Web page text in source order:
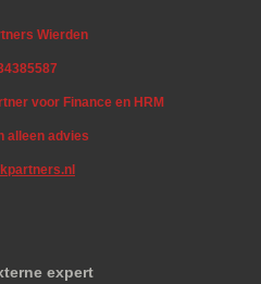
Wierden
voor Finance en HRM
alleen advies
expert